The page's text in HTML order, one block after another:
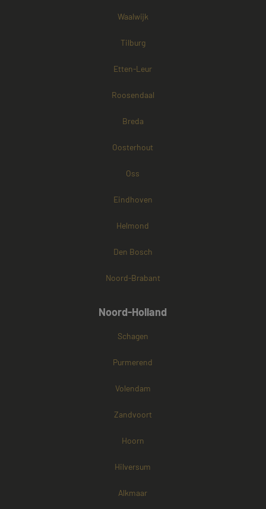
Waalwijk
Tilburg
Etten-Leur
Roosendaal
Breda
Oosterhout
Oss
Eindhoven
Helmond
Den Bosch
Noord-Brabant
Noord-Holland
Schagen
Purmerend
Volendam
Zandvoort
Hoorn
Hilversum
Alkmaar